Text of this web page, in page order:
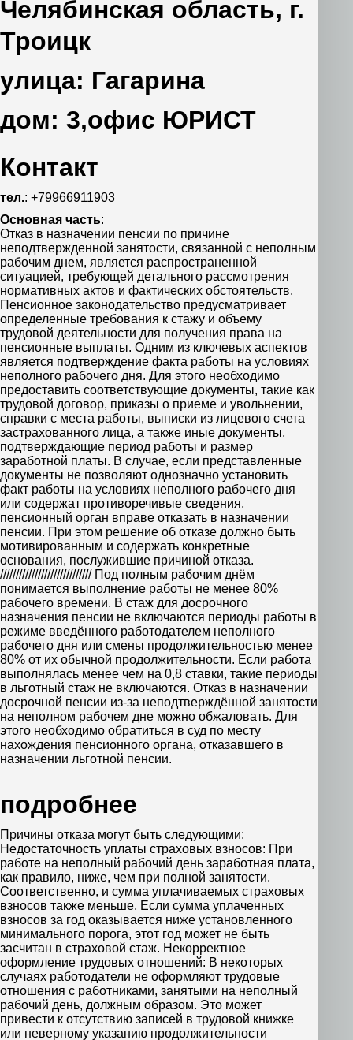
Челябинская область, г.
Троицк
улица: Гагарина
дом: 3,офис ЮРИСТ
Контакт
тел.: +79966911903
Основная часть:
Отказ в назначении пенсии по причине
неподтвержденной занятости, связанной с неполным
рабочим днем, является распространенной
ситуацией, требующей детального рассмотрения
нормативных актов и фактических обстоятельств.
Пенсионное законодательство предусматривает
определенные требования к стажу и объему
трудовой деятельности для получения права на
пенсионные выплаты. Одним из ключевых аспектов
является подтверждение факта работы на условиях
неполного рабочего дня. Для этого необходимо
предоставить соответствующие документы, такие как
трудовой договор, приказы о приеме и увольнении,
справки с места работы, выписки из лицевого счета
застрахованного лица, а также иные документы,
подтверждающие период работы и размер
заработной платы. В случае, если представленные
документы не позволяют однозначно установить
факт работы на условиях неполного рабочего дня
или содержат противоречивые сведения,
пенсионный орган вправе отказать в назначении
пенсии. При этом решение об отказе должно быть
мотивированным и содержать конкретные
основания, послужившие причиной отказа.
///////////////////////////// Под полным рабочим днём
понимается выполнение работы не менее 80%
рабочего времени. В стаж для досрочного
назначения пенсии не включаются периоды работы в
режиме введённого работодателем неполного
рабочего дня или смены продолжительностью менее
80% от их обычной продолжительности. Если работа
выполнялась менее чем на 0,8 ставки, такие периоды
в льготный стаж не включаются. Отказ в назначении
досрочной пенсии из-за неподтверждённой занятости
на неполном рабочем дне можно обжаловать. Для
этого необходимо обратиться в суд по месту
нахождения пенсионного органа, отказавшего в
назначении льготной пенсии.
подробнее
Причины отказа могут быть следующими:
Недостаточность уплаты страховых взносов: При
работе на неполный рабочий день заработная плата,
как правило, ниже, чем при полной занятости.
Соответственно, и сумма уплачиваемых страховых
взносов также меньше. Если сумма уплаченных
взносов за год оказывается ниже установленного
минимального порога, этот год может не быть
засчитан в страховой стаж. Некорректное
оформление трудовых отношений: В некоторых
случаях работодатели не оформляют трудовые
отношения с работниками, занятыми на неполный
рабочий день, должным образом. Это может
привести к отсутствию записей в трудовой книжке
или неверному указанию продолжительности